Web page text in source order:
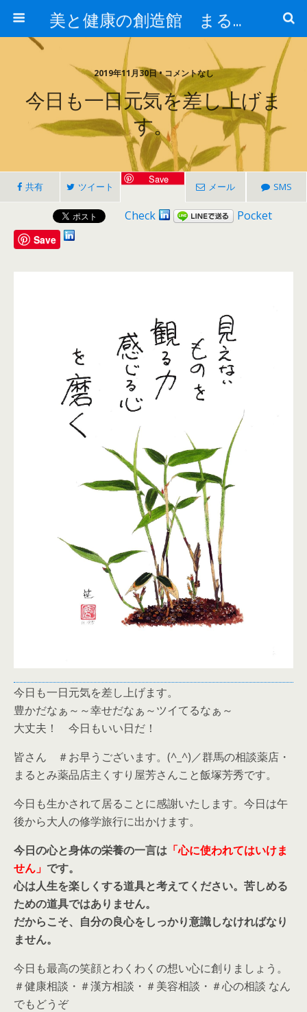
美と健康の創造館 まるとみ薬品 ぐんまの薬屋 芳さんのブログ
2019年11月30日 • コメントなし
今日も一日元気を差し上げま
す。
共有 ツイート
Save
メール SMS
Check Pocket
Save
今日も一日元気を差し上げます。
豊かだなぁ～～幸せだなぁ～ツイてるなぁ～
大丈夫！ 今日もいい日だ！
皆さん ＃お早うございます。(^_^)／群馬の相談薬店・
まるとみ薬品店主くすり屋芳さんこと飯塚芳秀です。
今日も生かされて居ることに感謝いたします。今日は午
後から大人の修学旅行に出かけます。
今日の心と身体の栄養の一言は 「心に使われてはいけま
せん」 です。
心は人生を楽しくする道具と考えてください。苦しめる
ための道具ではありません。
だからこそ、自分の良心をしっかり意識しなければなり
ません。
今日も最高の笑顔とわくわくの想い心に創りましょう。
＃健康相談・＃漢方相談・＃美容相談・＃心の相談 なん
でもどうぞ